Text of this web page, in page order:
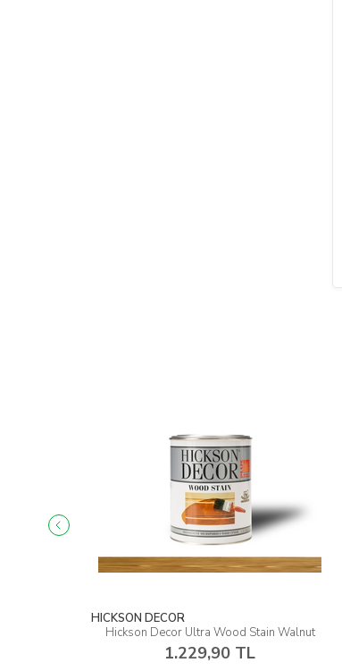
HICKSON DECOR
Hickson Decor Ultra Wood Stain Walnut
1.229,90 TL